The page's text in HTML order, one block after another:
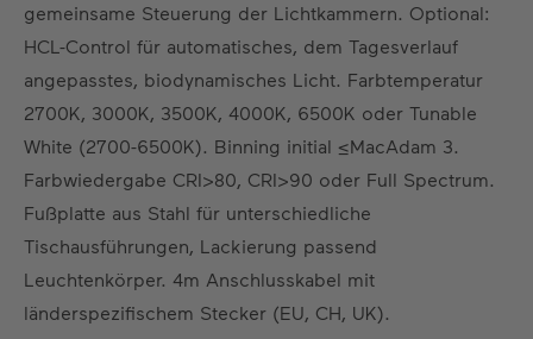
gemeinsame Steuerung der Lichtkammern. Optional:
HCL-Control für automatisches, dem Tagesverlauf
angepasstes, biodynamisches Licht. Farbtemperatur
2700K, 3000K, 3500K, 4000K, 6500K oder Tunable
White (2700-6500K). Binning initial ≤MacAdam 3.
Farbwiedergabe CRI>80, CRI>90 oder Full Spectrum.
Fußplatte aus Stahl für unterschiedliche
Tischausführungen, Lackierung passend
Leuchtenkörper. 4m Anschlusskabel mit
länderspezifischem Stecker (EU, CH, UK).